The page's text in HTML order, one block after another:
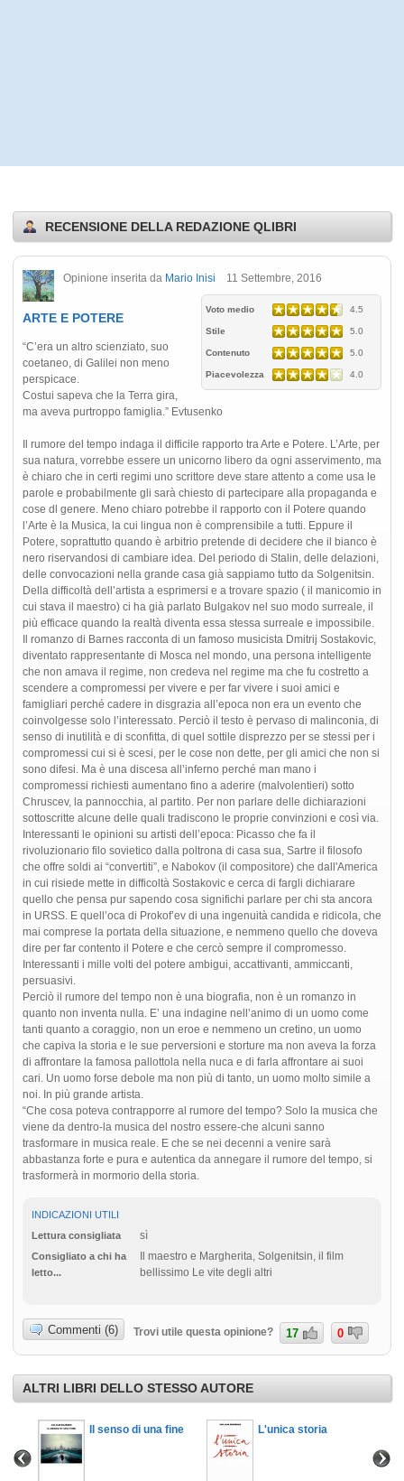
RECENSIONE DELLA REDAZIONE QLIBRI
Opinione inserita da Mario Inisi 11 Settembre, 2016
Voto medio 4.5
Stile 5.0
Contenuto 5.0
Piacevolezza 4.0
ARTE E POTERE
“C’era un altro scienziato, suo
coetaneo, di Galilei non meno
perspicace.
Costui sapeva che la Terra gira,
ma aveva purtroppo famiglia.” Evtusenko
Il rumore del tempo indaga il difficile rapporto tra Arte e Potere. L’Arte, per
sua natura, vorrebbe essere un unicorno libero da ogni asservimento, ma
è chiaro che in certi regimi uno scrittore deve stare attento a come usa le
parole e probabilmente gli sarà chiesto di partecipare alla propaganda e
cose dl genere. Meno chiaro potrebbe il rapporto con il Potere quando
l’Arte è la Musica, la cui lingua non è comprensibile a tutti. Eppure il
Potere, soprattutto quando è arbitrio pretende di decidere che il bianco è
nero riservandosi di cambiare idea. Del periodo di Stalin, delle delazioni,
delle convocazioni nella grande casa già sappiamo tutto da Solgenitsin.
Della difficoltà dell’artista a esprimersi e a trovare spazio ( il manicomio in
cui stava il maestro) ci ha già parlato Bulgakov nel suo modo surreale, il
più efficace quando la realtà diventa essa stessa surreale e impossibile.
Il romanzo di Barnes racconta di un famoso musicista Dmitrij Sostakovic,
diventato rappresentante di Mosca nel mondo, una persona intelligente
che non amava il regime, non credeva nel regime ma che fu costretto a
scendere a compromessi per vivere e per far vivere i suoi amici e
famigliari perché cadere in disgrazia all’epoca non era un evento che
coinvolgesse solo l’interessato. Perciò il testo è pervaso di malinconia, di
senso di inutilità e di sconfitta, di quel sottile disprezzo per se stessi per i
compromessi cui si è scesi, per le cose non dette, per gli amici che non si
sono difesi. Ma è una discesa all’inferno perché man mano i
compromessi richiesti aumentano fino a aderire (malvolentieri) sotto
Chruscev, la pannocchia, al partito. Per non parlare delle dichiarazioni
sottoscritte alcune delle quali tradiscono le proprie convinzioni e così via.
Interessanti le opinioni su artisti dell’epoca: Picasso che fa il
rivoluzionario filo sovietico dalla poltrona di casa sua, Sartre il filosofo
che offre soldi ai “convertiti”, e Nabokov (il compositore) che dall'America
in cui risiede mette in difficoltà Sostakovic e cerca di fargli dichiarare
quello che pensa pur sapendo cosa significhi parlare per chi sta ancora
in URSS. E quell’oca di Prokof’ev di una ingenuità candida e ridicola, che
mai comprese la portata della situazione, e nemmeno quello che doveva
dire per far contento il Potere e che cercò sempre il compromesso.
Interessanti i mille volti del potere ambigui, accattivanti, ammiccanti,
persuasivi.
Perciò il rumore del tempo non è una biografia, non è un romanzo in
quanto non inventa nulla. E’ una indagine nell’animo di un uomo come
tanti quanto a coraggio, non un eroe e nemmeno un cretino, un uomo
che capiva la storia e le sue perversioni e storture ma non aveva la forza
di affrontare la famosa pallottola nella nuca e di farla affrontare ai suoi
cari. Un uomo forse debole ma non più di tanto, un uomo molto simile a
noi. In più grande artista.
“Che cosa poteva contrapporre al rumore del tempo? Solo la musica che
viene da dentro-la musica del nostro essere-che alcuni sanno
trasformare in musica reale. E che se nei decenni a venire sarà
abbastanza forte e pura e autentica da annegare il rumore del tempo, si
trasformerà in mormorio della storia.
INDICAZIONI UTILI
Lettura consigliata
sì
Consigliato a chi ha
letto...
Il maestro e Margherita, Solgenitsin, il film
bellissimo Le vite degli altri
Commenti (6) Trovi utile questa opinione? 17 0
ALTRI LIBRI DELLO STESSO AUTORE
Il senso di una fine L'unica storia